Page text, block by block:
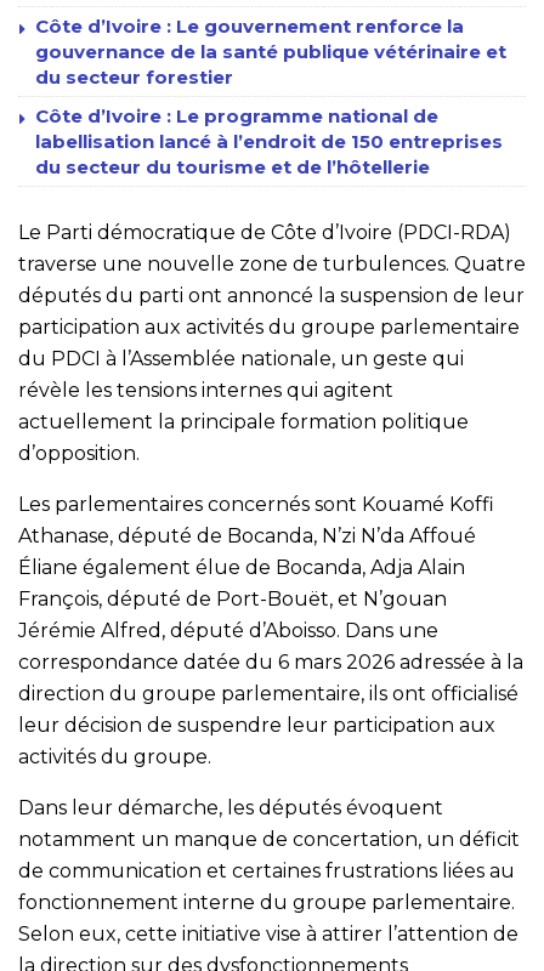
Côte d’Ivoire : Le gouvernement renforce la
gouvernance de la santé publique vétérinaire et
du secteur forestier
Côte d’Ivoire : Le programme national de
labellisation lancé à l’endroit de 150 entreprises
du secteur du tourisme et de l’hôtellerie
Le Parti démocratique de Côte d’Ivoire (PDCI-RDA)
traverse une nouvelle zone de turbulences. Quatre
députés du parti ont annoncé la suspension de leur
participation aux activités du groupe parlementaire
du PDCI à l’Assemblée nationale, un geste qui
révèle les tensions internes qui agitent
actuellement la principale formation politique
d’opposition.
Les parlementaires concernés sont Kouamé Koffi
Athanase, député de Bocanda, N’zi N’da Affoué
Éliane également élue de Bocanda, Adja Alain
François, député de Port-Bouët, et N’gouan
Jérémie Alfred, député d’Aboisso. Dans une
correspondance datée du 6 mars 2026 adressée à la
direction du groupe parlementaire, ils ont officialisé
leur décision de suspendre leur participation aux
activités du groupe.
Dans leur démarche, les députés évoquent
notamment un manque de concertation, un déficit
de communication et certaines frustrations liées au
fonctionnement interne du groupe parlementaire.
Selon eux, cette initiative vise à attirer l’attention de
la direction sur des dysfonctionnements